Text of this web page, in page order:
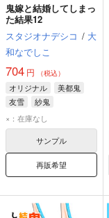
鬼嫁と結婚してしまっ
た結果12
スタジオナデシコ / 大
和なでしこ
704 円 （税込）
オリジナル
美都鬼
友雪
紗鬼
×：在庫なし
サンプル
再販希望